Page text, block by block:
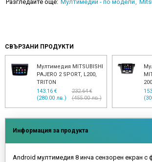
Разгледайте още: Мултимедии - по модели
СВЪРЗАНИ ПРОДУКТИ
Мултимедия MITSUBISHI
PAJERO 2 SPORT, L200,
TRITON
143.16 €
(280.00 лв.)
232.64 €
(455.00 лв.)
Информация за продукта
Android мултимедия 8 инча сензорен екран с